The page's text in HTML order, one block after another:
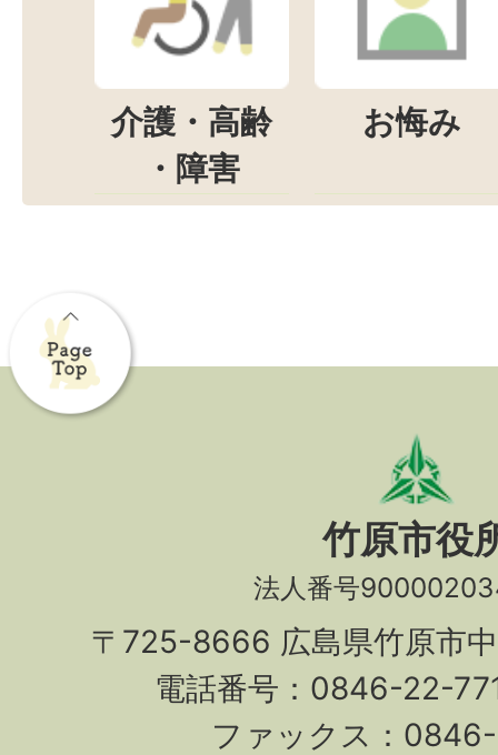
介護・高齢
・障害
お悔み
竹原市役
法人番号
〒725-8666 広島県竹原市
電話番号：0846-22-
ファックス：